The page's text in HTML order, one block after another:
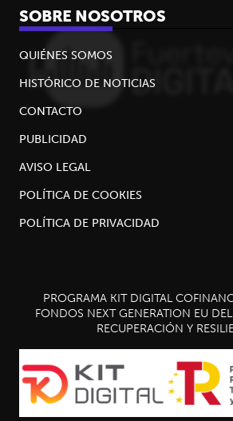
SOBRE NOSOTROS
QUIÉNES SOMOS
HISTÓRICO DE NOTICIAS
CONTACTO
PUBLICIDAD
AVISO LEGAL
POLÍTICA DE COOKIES
POLÍTICA DE PRIVACIDAD
PROGRAMA KIT DIGITAL
FONDOS NEXT GENERATION EU
RECUPERACIÓN Y